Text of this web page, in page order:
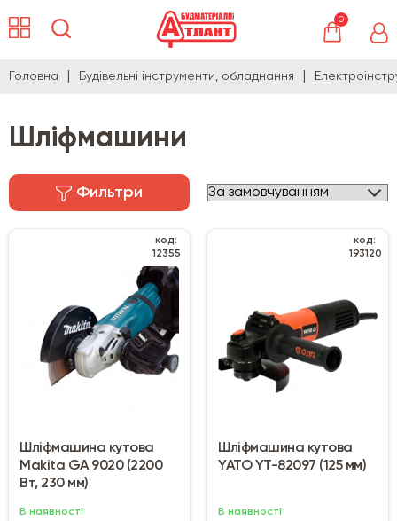
0
Головна Будівельні інструменти, обладнання
Шліфмашини
Фильтри
код:
12355
Шліфмашина кутова
Makita GA 9020 (2200
Вт, 230 мм)
В наявності
код:
193120
Шліфмашина кутова
YATO YT-82097 (125 мм)
В наявності